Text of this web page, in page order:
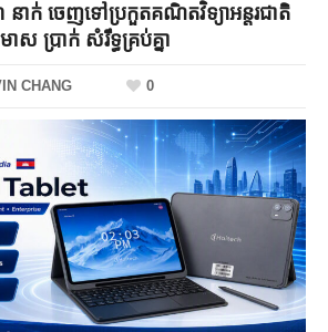
នាក់ ចេញទៅប្រកួតគណិតវិទ្យាអន្តរជាតិ
ស ប្រាក់ សំរឹទ្ធគ្រប់គ្នា
CHANG 0